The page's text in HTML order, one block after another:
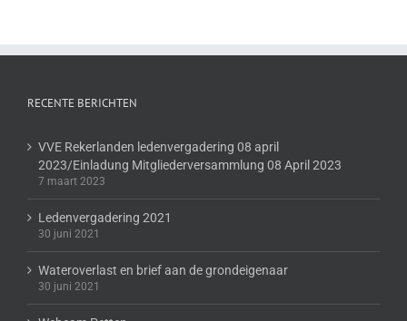
RECENTE BERICHTEN
VVE Rekerlanden ledenvergadering 08 april
2023/Einladung Mitgliederversammlung 08 April 2023
7 maart 2023
Ledenvergadering 2021
30 juni 2021
Wateroverlast en brief aan de grondeigenaar
30 juni 2021